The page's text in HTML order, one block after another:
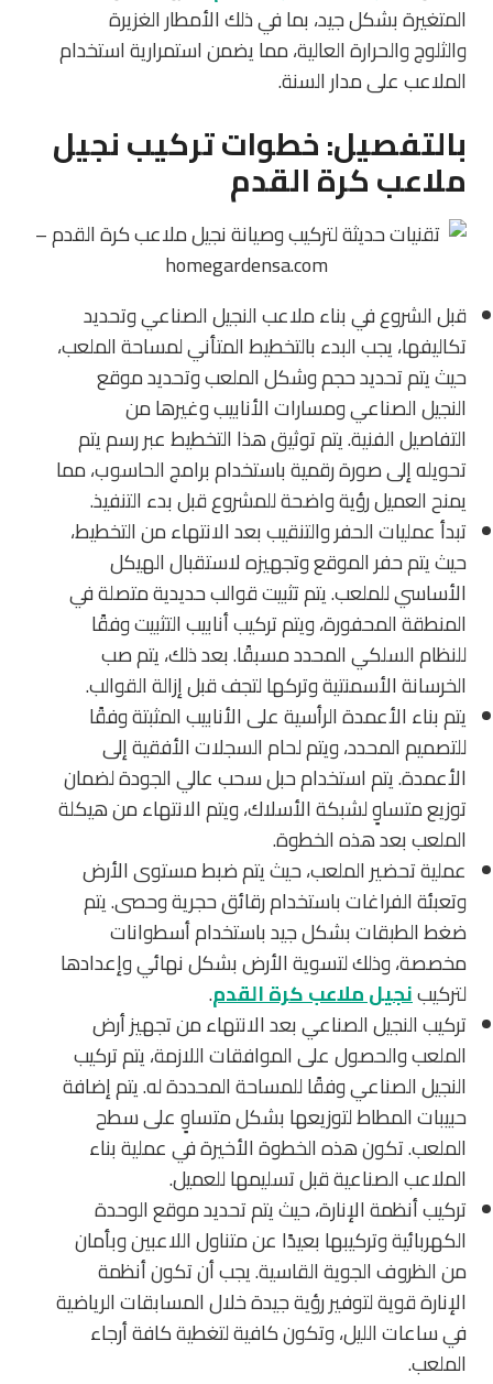
المتغيرة بشكل جيد، بما في ذلك الأمطار الغزيرة
والثلوج والحرارة العالية، مما يضمن استمرارية استخدام
الملاعب على مدار السنة.
بالتفصيل: خطوات تركيب نجيل
ملاعب كرة القدم
قبل الشروع في بناء ملاعب النجيل الصناعي وتحديد
تكاليفها، يجب البدء بالتخطيط المتأني لمساحة الملعب،
حيث يتم تحديد حجم وشكل الملعب وتحديد موقع
النجيل الصناعي ومسارات الأنابيب وغيرها من
التفاصيل الفنية. يتم توثيق هذا التخطيط عبر رسم يتم
تحويله إلى صورة رقمية باستخدام برامج الحاسوب، مما
يمنح العميل رؤية واضحة للمشروع قبل بدء التنفيذ.
تبدأ عمليات الحفر والتنقيب بعد الانتهاء من التخطيط،
حيث يتم حفر الموقع وتجهيزه لاستقبال الهيكل
الأساسي للملعب. يتم تثبيت قوالب حديدية متصلة في
المنطقة المحفورة، ويتم تركيب أنابيب التثبيت وفقًا
للنظام السلكي المحدد مسبقًا. بعد ذلك، يتم صب
الخرسانة الأسمنتية وتركها لتجف قبل إزالة القوالب.
يتم بناء الأعمدة الرأسية على الأنابيب المثبتة وفقًا
للتصميم المحدد، ويتم لحام السجلات الأفقية إلى
الأعمدة. يتم استخدام حبل سحب عالي الجودة لضمان
توزيع متساوٍ لشبكة الأسلاك، ويتم الانتهاء من هيكلة
الملعب بعد هذه الخطوة.
عملية تحضير الملعب، حيث يتم ضبط مستوى الأرض
وتعبئة الفراغات باستخدام رقائق حجرية وحصى. يتم
ضغط الطبقات بشكل جيد باستخدام أسطوانات
مخصصة، وذلك لتسوية الأرض بشكل نهائي وإعدادها
لتركيبنجيل ملاعب كرة القدم.
تركيب النجيل الصناعي بعد الانتهاء من تجهيز أرض
الملعب والحصول على الموافقات اللازمة، يتم تركيب
النجيل الصناعي وفقًا للمساحة المحددة له. يتم إضافة
حبيبات المطاط لتوزيعها بشكل متساوٍ على سطح
الملعب. تكون هذه الخطوة الأخيرة في عملية بناء
الملاعب الصناعية قبل تسليمها للعميل.
تركيب أنظمة الإنارة، حيث يتم تحديد موقع الوحدة
الكهربائية وتركيبها بعيدًا عن متناول اللاعبين وبأمان
من الظروف الجوية القاسية. يجب أن تكون أنظمة
الإنارة قوية لتوفير رؤية جيدة خلال المسابقات الرياضية
في ساعات الليل، وتكون كافية لتغطية كافة أرجاء
الملعب.